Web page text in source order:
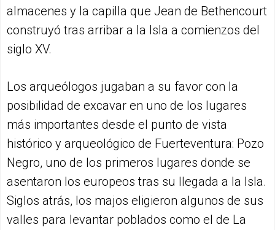
almacenes y la capilla que Jean de Bethencourt
construyó tras arribar a la Isla a comienzos del
siglo XV.
Los arqueólogos jugaban a su favor con la
posibilidad de excavar en uno de los lugares
más importantes desde el punto de vista
histórico y arqueológico de Fuerteventura: Pozo
Negro, uno de los primeros lugares donde se
asentaron los europeos tras su llegada a la Isla.
Siglos atrás, los majos eligieron algunos de sus
valles para levantar poblados como el de La